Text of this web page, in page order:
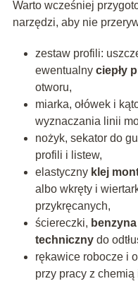
Warto wcześniej
narzędzi, aby nie
zestaw profili:
ewentualny ciepły
otworu,
miarka, ołówek i
wyznaczania linii
nożyk, sekator do
profili i listew,
elastyczny klej
albo wkręty i
przykręcanych,
ściereczki,
technicznydo
rękawice robocze i
przy pracy z